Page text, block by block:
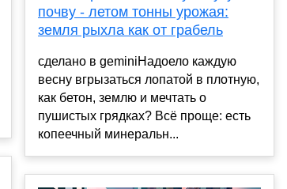
почву - летом тонны урожая:
земля рыхла как от грабель
сделано в geminiНадоело каждую
весну вгрызаться лопатой в плотную,
как бетон, землю и мечтать о
пушистых грядках? Всё проще: есть
копеечный минеральн...